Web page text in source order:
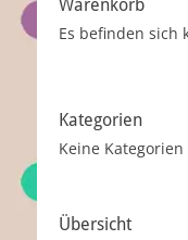
Warenkorb
Es befinden sich
Kategorien
Keine Kategorien
Übersicht